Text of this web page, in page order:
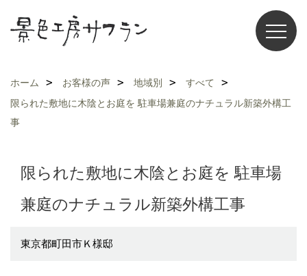
ホーム お客様の声 地域別
すべて
限られた敷地に木陰とお庭を 駐車場兼庭のナチュラル新築外構工
事
限られた敷地に木陰とお庭を 駐車場
兼庭のナチュラル新築外構工事
東京都町田市Ｋ様邸